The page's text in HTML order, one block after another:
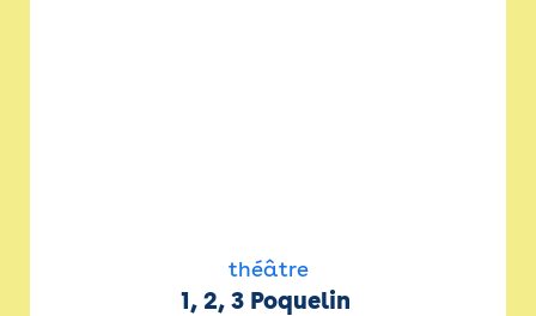
théâtre
1, 2, 3 Poquelin